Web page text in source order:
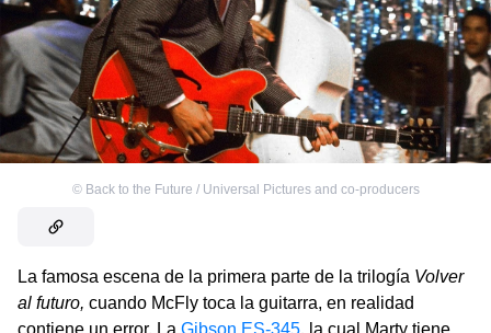
© Back to the Future / Universal Pictures and co-producers
La famosa escena de la primera parte de la trilogía Volver
al futuro, cuando McFly toca la guitarra, en realidad